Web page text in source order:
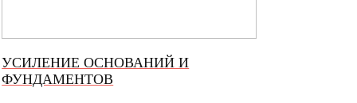
УСИЛЕНИЕ ОСНОВАНИЙ И
ФУНДАМЕНТОВ